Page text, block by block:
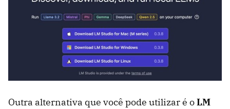
Outra alternativa que você pode utilizar é oLM